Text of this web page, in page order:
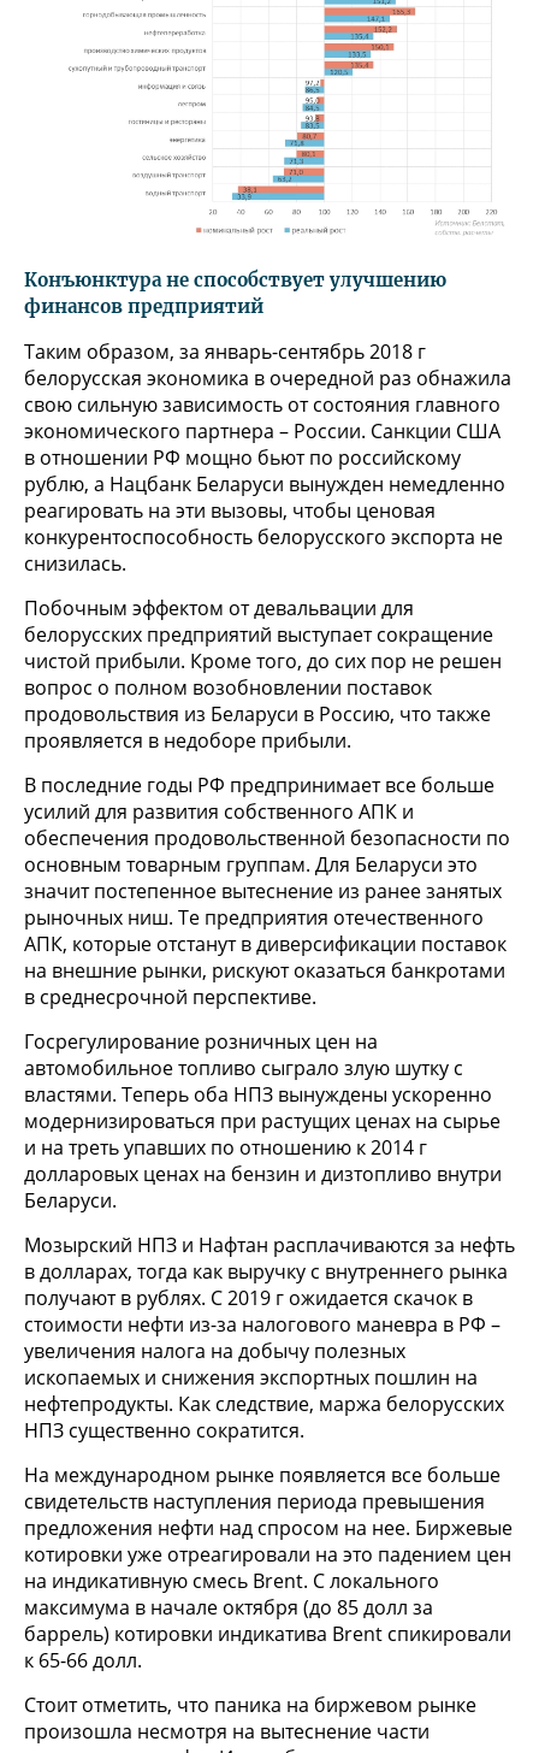
Конъюнктура не способствует улучшению
финансов предприятий
Таким образом, за январь-сентябрь 2018 г
белорусская экономика в очередной раз обнажила
свою сильную зависимость от состояния главного
экономического партнера – России. Санкции США
в отношении РФ мощно бьют по российскому
рублю, а Нацбанк Беларуси вынужден немедленно
реагировать на эти вызовы, чтобы ценовая
конкурентоспособность белорусского экспорта не
снизилась.
Побочным эффектом от девальвации для
белорусских предприятий выступает сокращение
чистой прибыли. Кроме того, до сих пор не решен
вопрос о полном возобновлении поставок
продовольствия из Беларуси в Россию, что также
проявляется в недоборе прибыли.
В последние годы РФ предпринимает все больше
усилий для развития собственного АПК и
обеспечения продовольственной безопасности по
основным товарным группам. Для Беларуси это
значит постепенное вытеснение из ранее занятых
рыночных ниш. Те предприятия отечественного
АПК, которые отстанут в диверсификации поставок
на внешние рынки, рискуют оказаться банкротами
в среднесрочной перспективе.
Госрегулирование розничных цен на
автомобильное топливо сыграло злую шутку с
властями. Теперь оба НПЗ вынуждены ускоренно
модернизироваться при растущих ценах на сырье
и на треть упавших по отношению к 2014 г
долларовых ценах на бензин и дизтопливо внутри
Беларуси.
Мозырский НПЗ и Нафтан расплачиваются за нефть
в долларах, тогда как выручку с внутреннего рынка
получают в рублях. С 2019 г ожидается скачок в
стоимости нефти из-за налогового маневра в РФ –
увеличения налога на добычу полезных
ископаемых и снижения экспортных пошлин на
нефтепродукты. Как следствие, маржа белорусских
НПЗ существенно сократится.
На международном рынке появляется все больше
свидетельств наступления периода превышения
предложения нефти над спросом на нее. Биржевые
котировки уже отреагировали на это падением цен
на индикативную смесь Brent. C локального
максимума в начале октября (до 85 долл за
баррель) котировки индикатива Brent спикировали
к 65-66 долл.
Стоит отметить, что паника на биржевом рынке
произошла несмотря на вытеснение части